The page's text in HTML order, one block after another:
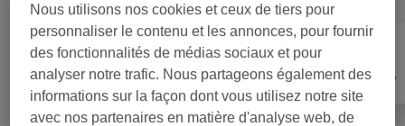
Tout Massage Mieux-être
Nous utilisons nos cookies et ceux de tiers pour
personnaliser le contenu et les annonces, pour fournir
des fonctionnalités de médias sociaux et pour
analyser notre trafic. Nous partageons également des
informations sur la façon dont vous utilisez notre site
avec nos partenaires en matière d'analyse web, de